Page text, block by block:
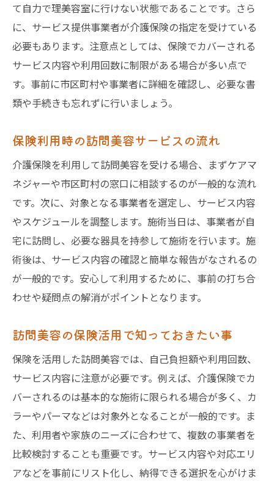
て自力で理美容室に行けない状態であることです。さら
に、サービス提供事業者が介護保険の指定を受けている
必要もあります。注意点としては、保険でカバーされる
サービス内容や利用回数に制限がある場合が多い点で
す。事前に市区町村や事業者に詳細を確認し、必要な書
類や手続きも忘れずに行いましょう。
保険利用時の訪問美容サービスの流れ
介護保険を利用して訪問美容を受ける場合、まずケアマ
ネジャーや市区町村の窓口に相談するのが一般的な流れ
です。次に、対象となる事業者を選定し、サービス内容
やスケジュールを調整します。施術当日は、事業者が自
宅に訪問し、必要な器具を持参して施術を行います。施
術後は、サービス内容の確認と簡単な報告がなされるの
が一般的です。安心して利用するために、事前の打ち合
わせや疑問点の解消がポイントとなります。
訪問美容の保険活用で知っておきたい事
保険を活用した訪問美容では、自己負担額や利用回数、
サービス内容に注意が必要です。例えば、介護保険でカ
バーされるのは基本的な施術に限られる場合が多く、カ
ラーやパーマなどは対象外となることが一般的です。ま
た、利用者や家族のニーズに合わせて、複数の事業者を
比較検討することも重要です。サービス内容や対応エリ
アなどを事前にリスト化し、納得できる選択を心がけま